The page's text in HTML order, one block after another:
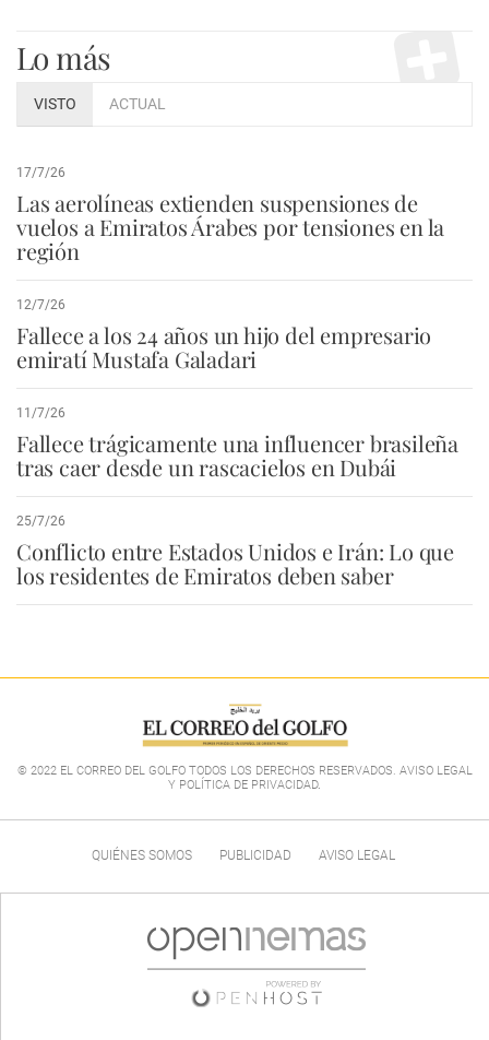
Lo más
VISTO ACTUAL
17/7/26
Las aerolíneas extienden suspensiones de
vuelos a Emiratos Árabes por tensiones en la
región
12/7/26
Fallece a los 24 años un hijo del empresario
emiratí Mustafa Galadari
11/7/26
Fallece trágicamente una influencer brasileña
tras caer desde un rascacielos en Dubái
25/7/26
Conflicto entre Estados Unidos e Irán: Lo que
los residentes de Emiratos deben saber
© 2022 EL CORREO DEL GOLFO TODOS LOS DERECHOS RESERVADOS. AVISO LEGAL
Y POLÍTICA DE PRIVACIDAD.
QUIÉNES SOMOS PUBLICIDAD AVISO LEGAL